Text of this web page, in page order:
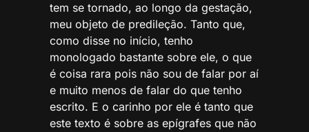
tem se tornado, ao longo da gestação,
meu objeto de predileção. Tanto que,
como disse no início, tenho
monologado bastante sobre ele, o que
é coisa rara pois não sou de falar por aí
e muito menos de falar do que tenho
escrito. E o carinho por ele é tanto que
este texto é sobre as epígrafes que não